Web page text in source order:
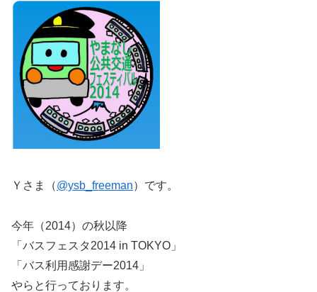
Ｙさま（@ysb_freeman）です。
今年（2014）の秋以降
「バスフェスタ2014 in TOKYO」
「バス利用感謝デー2014」
やらと行っております。